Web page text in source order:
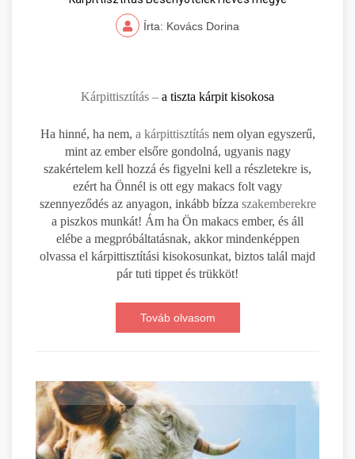
Írta: Kovács Dorina
Kárpittisztítás – a tiszta kárpit kisokosa
Ha hinné, ha nem, a kárpittisztításnem olyan egyszerű,
mint az ember elsőre gondolná, ugyanis nagy
szakértelem kell hozzá és figyelni kell a részletekre is,
ezért ha Önnél is ott egy makacs folt vagy
szennyeződés az anyagon, inkább bízza szakemberekre
a piszkos munkát! Ám ha Ön makacs ember, és áll
elébe a megpróbáltatásnak, akkor mindenképpen
olvassa el kárpittisztítási kisokosunkat, biztos talál majd
pár tuti tippet és trükköt!
Továb olvasom